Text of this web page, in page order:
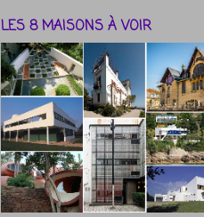
LES 8 MAISONS À VOIR